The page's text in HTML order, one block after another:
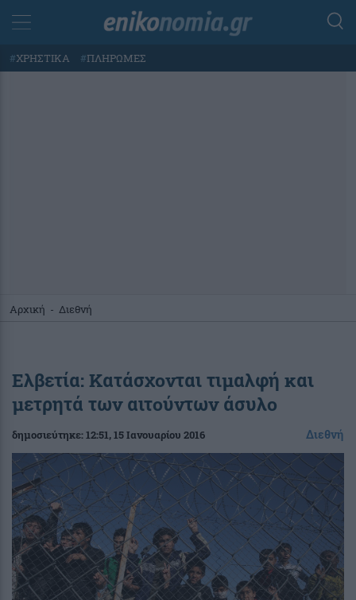
#ΧΡΗΣΤΙΚΑ #ΠΛΗΡΩΜΕΣ
Αρχική - Διεθνή
Ελβετία: Κατάσχονται τιμαλφή και
μετρητά των αιτούντων άσυλο
δημοσιεύτηκε:12:51, 15 Ιανουαρίου 2016 Διεθνή